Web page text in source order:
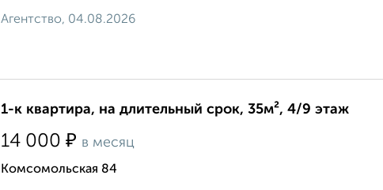
Агентство, 04.08.2026
1-к квартира, на длительный срок, 35м², 4/9 этаж
14 000 ₽ в месяц
Комсомольская 84